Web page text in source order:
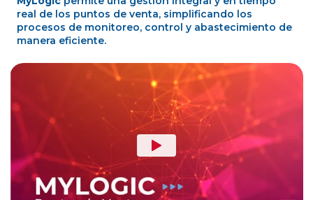
PUNTOS DE VENTA
real de los puntos de venta, simplificando los
procesos de monitoreo, control y abastecimiento de
manera eficiente.